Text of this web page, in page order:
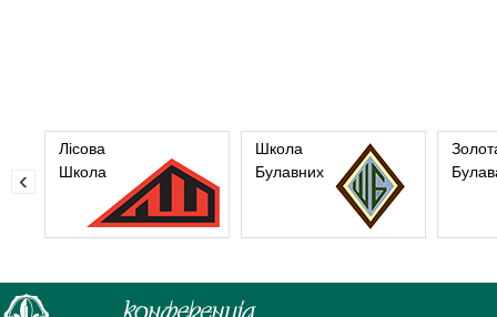
Лісова
Школа
Школа
Булавних
‹